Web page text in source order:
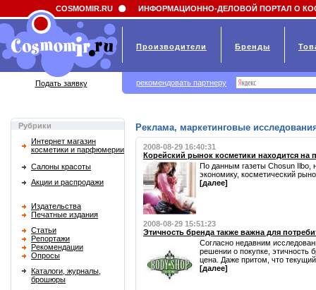
Field 'news_title' doesn't have a default value
Рубрики
Интернет магазин
косметики и парфюмерии
Салоны красоты
Акции и распродажи
Издательства
Печатные издания
Статьи
Репортажи
Рекомендации
Опросы
Каталоги, журналы,
брошюры
Реклама, маркетинговые
2008-08-29 16:40:31
Корейский рынок косметики находится на
По данным газеты Chosun Ilbo,
экономику, косметический
[далее]
2008-08-29 15:51:23
Этичность бренда также важна для
Согласно недавним
решении о покупке, этичность
цена. Даже притом, что текущий
[далее]
COSMOMIR.RU ИНФОРМАЦИОННО-ДЕЛОВОЙ ПОРТАЛ О
Производители Бренды
Подать заявку рекомендовать партнеру